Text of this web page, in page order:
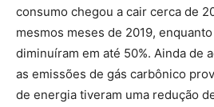
consumo chegou a cair cerca de
mesmos meses de 2019,
diminuíram em até 50%. Ainda de
as emissões de gás carbônico
de energia tiveram uma redução